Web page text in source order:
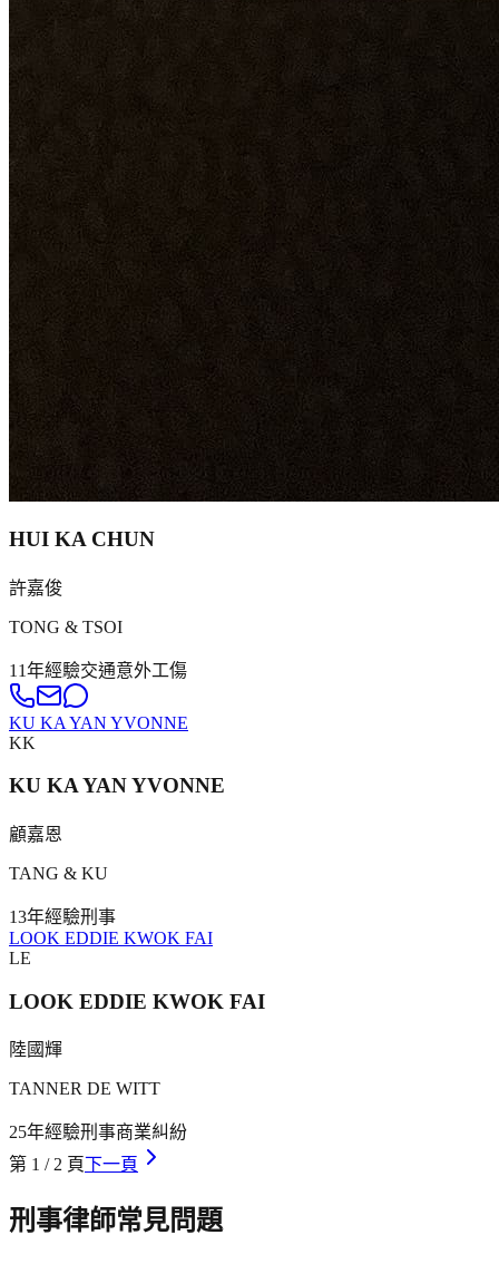
HUI KA CHUN
許嘉俊
TONG & TSOI
11年經驗交通意外工傷
KU KA YAN YVONNE
KK
KU KA YAN YVONNE
顧嘉恩
TANG & KU
13年經驗刑事
LOOK EDDIE KWOK FAI
LE
LOOK EDDIE KWOK FAI
陸國輝
TANNER DE WITT
25年經驗刑事商業糾紛
第 1 /2 頁下一頁
刑事律師常見問題